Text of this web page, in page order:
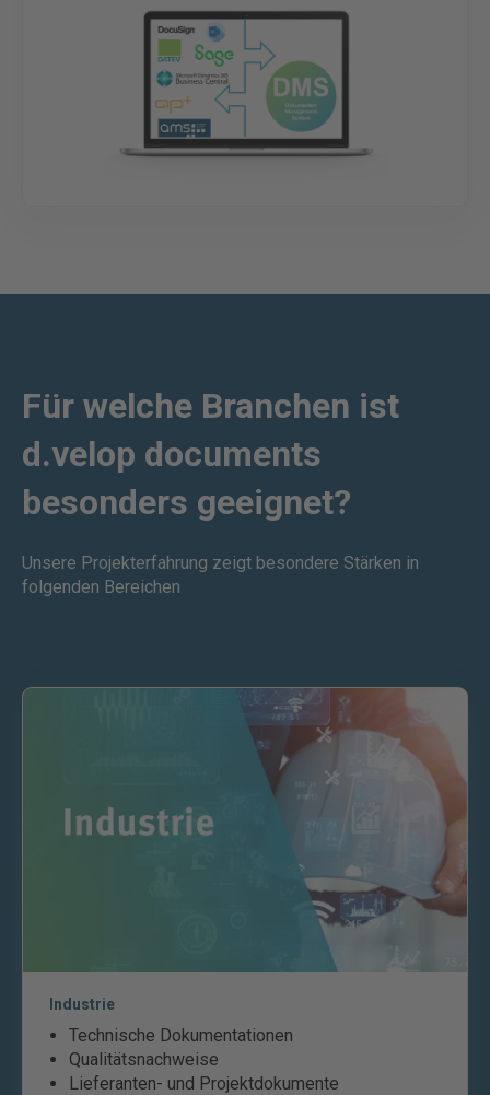
Für welche Branchen ist
d.velop documents
besonders geeignet?
Unsere Projekterfahrung zeigt besondere Stärken in
folgenden Bereichen
Industrie
Technische Dokumentationen
Qualitätsnachweise
Lieferanten- und Projektdokumente